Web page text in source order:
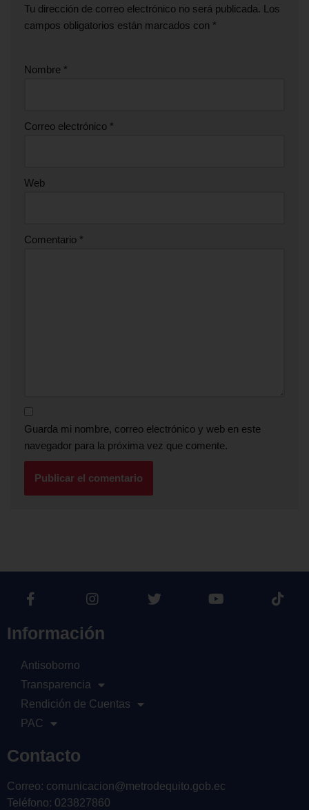
Tu dirección de correo electrónico no será publicada. Los
campos obligatorios están marcados con *
Nombre *
Correo electrónico *
Web
Comentario *
Guarda mi nombre, correo electrónico y web en este
navegador para la próxima vez que comente.
Información
Antisoborno
Transparencia
Rendición de Cuentas
PAC
Contacto
Correo: comunicacion@metrodequito.gob.ec
Teléfono: 023827860